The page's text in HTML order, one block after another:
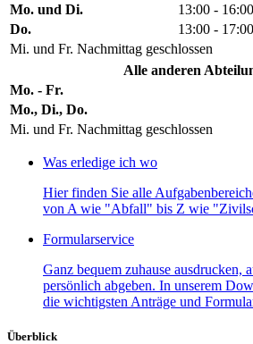
Mo. und Di.
13:00 -
Do.
13:00 -
Mi. und Fr. Nachmittag geschlossen
Alle anderen
Mo. - Fr.
Mo., Di., Do.
Mi. und Fr. Nachmittag geschlossen
Was erledige ich wo
Hier finden Sie alle
von A wie "Abfall" bis Z wie
Formularservice
Ganz bequem zuhause ausdrucken,
persönlich abgeben. In unserem
die wichtigsten Anträge und
Überblick